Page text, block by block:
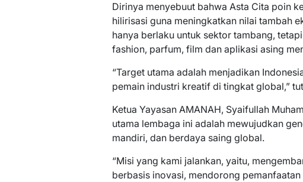
Dirinya menyebuut bahwa Asta Cita poin
hilirisasi guna meningkatkan nilai tambah
hanya berlaku untuk sektor tambang,
fashion, parfum, film dan aplikasi asing
“Target utama adalah menjadikan
pemain industri kreatif di tingkat global,”
Ketua Yayasan AMANAH, Syaifullah
utama lembaga ini adalah mewujudkan
mandiri, dan berdaya saing global.
“Misi yang kami jalankan, yaitu,
berbasis inovasi, mendorong